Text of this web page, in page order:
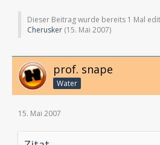
Dieser Beitrag wurde bereits 1 Mal
Cherusker (15. Mai 2007)
prof. snape
Water
15. Mai 2007